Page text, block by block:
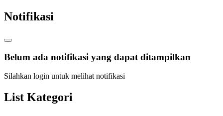
Notifikasi
Belum ada notifikasi yang dapat ditampilkan
Silahkan login untuk melihat notifikasi
List Kategori